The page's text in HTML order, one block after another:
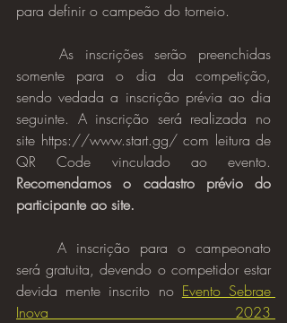
para definir o campeão do torneio.
somente para o dia da competição,
sendo vedada a inscrição prévia ao dia
seguinte. A inscrição será realizada no
site https://www.start.gg/ com leitura de
Recomendamos o cadastro prévio do
participante ao site.
será gratuita, devendo o competidor estar
devida mente inscrito no Evento Sebrae
Inova 2023